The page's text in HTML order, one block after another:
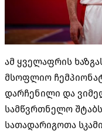
ამ ყველაფრის
მსოფლიო
დარჩენილი და
სამწვრთნელო შტაბს
სათადარიგოთა